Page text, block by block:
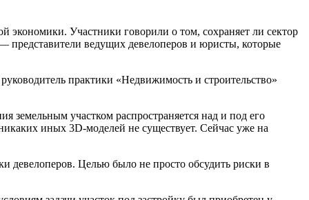
Участники говорили о том, сохраняет ли сектор
представители ведущих девелоперов и юристы, которые
практики «Недвижимость и строительство»
земельным участком распространяется над и под его
иных 3D-моделей не существует. Сейчас уже на
девелоперов. Целью было не просто обсудить риски в